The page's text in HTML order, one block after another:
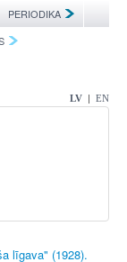
PERIODIKA
LV | EN
līgava" (1928).